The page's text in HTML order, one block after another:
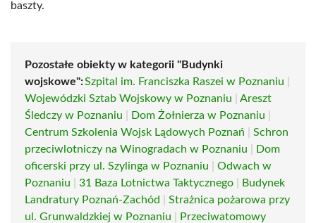
baszty.
Pozostałe obiekty w kategorii "Budynki
wojskowe":Szpital im. Franciszka Raszei w Poznaniu
Wojewódzki Sztab Wojskowy w Poznaniu
Areszt
Śledczy w Poznaniu
Dom Żołnierza w Poznaniu
Centrum Szkolenia Wojsk Lądowych Poznań
Schron
przeciwlotniczy na Winogradach w Poznaniu
Dom
oficerski przy ul. Szylinga w Poznaniu
Odwach w
Poznaniu
31 Baza Lotnictwa Taktycznego
Budynek
Landratury Poznań-Zachód
Strażnica pożarowa przy
ul. Grunwaldzkiej w Poznaniu
Przeciwatomowy